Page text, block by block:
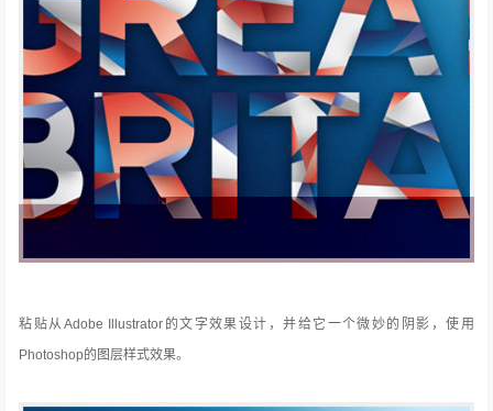
粘贴从Adobe Illustrator的文字效果设计，并给它一个微妙的阴影，使用
Photoshop的图层样式效果。